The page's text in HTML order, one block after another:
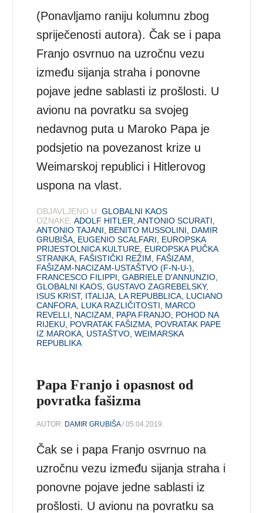
(Ponavljamo raniju kolumnu zbog
spriječenosti autora). Čak se i papa
Franjo osvrnuo na uzročnu vezu
između sijanja straha i ponovne
pojave jedne sablasti iz prošlosti. U
avionu na povratku sa svojeg
nedavnog puta u Maroko Papa je
podsjetio na povezanost krize u
Weimarskoj republici i Hitlerovog
uspona na vlast.
OBJAVLJENO U: GLOBALNI KAOS
OZNAKE: ADOLF HITLER ,ANTONIO SCURATI
ANTONIO TAJANI
BENITO MUSSOLINI
DAMIR
GRUBIŠA EUGENIO SCALFARI
EUROPSKA
PRIJESTOLNICA KULTURE EUROPSKA PUČKA
STRANKA FAŠISTIČKI REŽIM FAŠIZAM
FAŠIZAM-NACIZAM-USTAŠTVO (F-N-U-)
FRANCESCO FILIPPI ,GABRIELE D'ANNUNZIO
GLOBALNI KAOS ,GUSTAVO ZAGREBELSKY,
ISUS KRIST, ITALIJA LA REPUBBLICA LUCIANO
CANFORA LUKA RAZLIČITOSTI
MARCO
REVELLI
NACIZAM PAPA FRANJO POHOD NA
RIJEKU
POVRATAK FAŠIZMA POVRATAK PAPE
IZ MAROKA USTAŠTVO ,WEIMARSKA
REPUBLIKA
Papa Franjo i opasnost od
povratka fašizma
AUTOR: DAMIR GRUBIŠA/ 05.04.2019.
Čak se i papa Franjo osvrnuo na
uzročnu vezu između sijanja straha i
ponovne pojave jedne sablasti iz
prošlosti. U avionu na povratku sa